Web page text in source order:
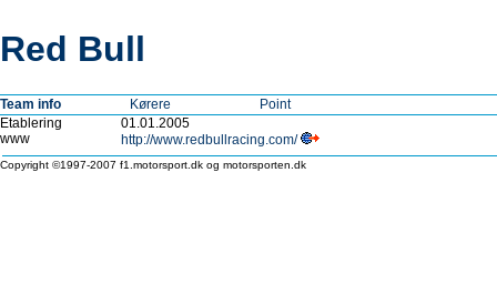
Red Bull
Team info Kørere
Point
Etablering
01.01.2005
www
http://www.redbullracing.com/
Copyright ©1997-2007 f1.motorsport.dk og motorsporten.dk